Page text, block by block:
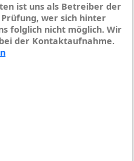
ist uns als Betreiber der
wer sich hinter
folglich nicht möglich. Wir
der Kontaktaufnahme.